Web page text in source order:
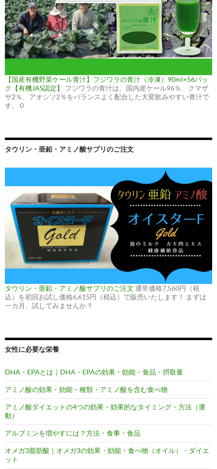
【国産有機野菜ケール青汁】フジワラの青汁（冷凍）90ml×56パッ
ク【有機JAS認定】
フジワラの青汁は、国内産ケール96％、クマザ
サ2％、アオシソ2％をバランスよく配合した大変飲みやすい青汁で
す。 0
タウリン・亜鉛・アミノ酸サプリのご注文
タウリン・亜鉛・アミノ酸サプリのご注文 通常価格7,560円（税
込）を初回お試し価格6,615円（税込）で販売いたします！ まずは
一カ月、試してみませんか？
女性に必要な栄養
DHA・EPAとは｜DHA・EPAの効果・効能・食品・摂取量
アミノ酸の効果・効能・種類・アミノ酸を含む食べ物
アミノ酸ダイエットの4つの効果・効果的なタイミング・方法（運
動）
アルブミンを増やすには？方法・食事・食品
オメガ3脂肪酸｜オメガ3の効果・効能・食べ物（オイル）・ダイエ
ット